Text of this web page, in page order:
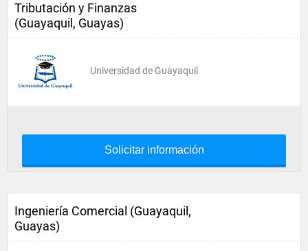
Tributación y Finanzas
(Guayaquil, Guayas)
Universidad de Guayaquil
Solicitar información
Ingeniería Comercial (Guayaquil,
Guayas)